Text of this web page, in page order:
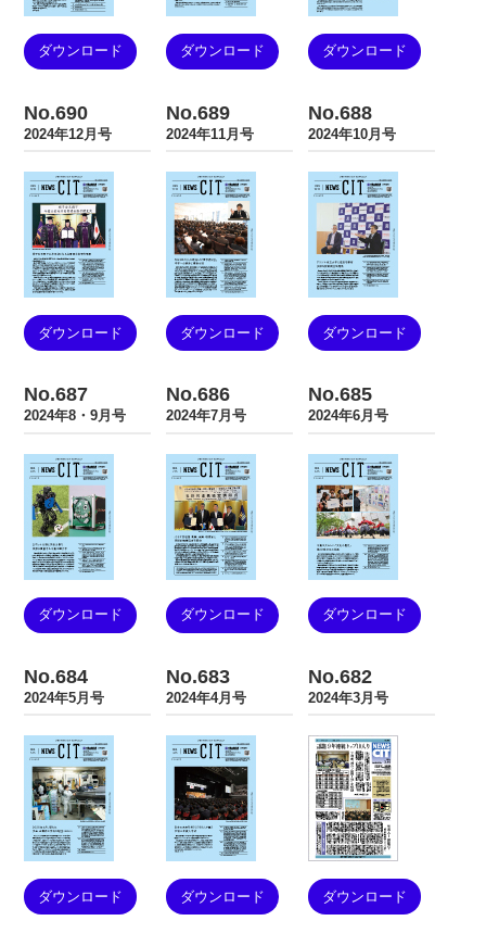
ダウンロード ダウンロード ダウンロード
No.690
2024年12月号
ダウンロード
No.689
2024年11月号
ダウンロード
No.688
2024年10月号
ダウンロード
No.687
2024年8・9月号
ダウンロード
No.686
2024年7月号
ダウンロード
No.685
2024年6月号
ダウンロード
No.684
2024年5月号
ダウンロード
No.683
2024年4月号
ダウンロード
No.682
2024年3月号
ダウンロード